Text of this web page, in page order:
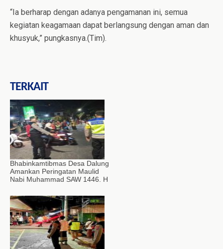
“Ia berharap dengan adanya pengamanan ini, semua
kegiatan keagamaan dapat berlangsung dengan aman dan
khusyuk,” pungkasnya.(Tim).
TERKAIT
Bhabinkamtibmas Desa Dalung
Amankan Peringatan Maulid
Nabi Muhammad SAW 1446. H